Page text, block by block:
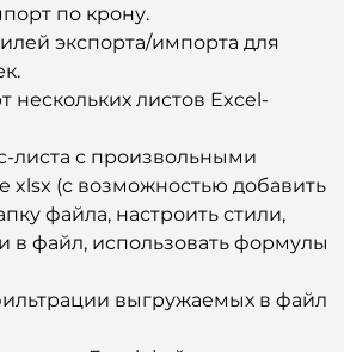
по крону.
экспорта/импорта для
нескольких листов Excel-
листа с произвольными
xlsx (с возможностью добавить
файла, настроить стили,
в файл, использовать формулы
выгружаемых в файл